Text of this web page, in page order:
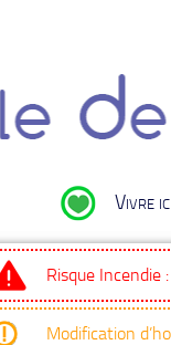
Vivre
Risque Incendie
Modification